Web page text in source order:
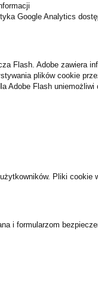
Google Analytics
Flash. Adobe zawiera
plików cookie
Adobe Flash uniemożliwi
Pliki cookie
i formularzom